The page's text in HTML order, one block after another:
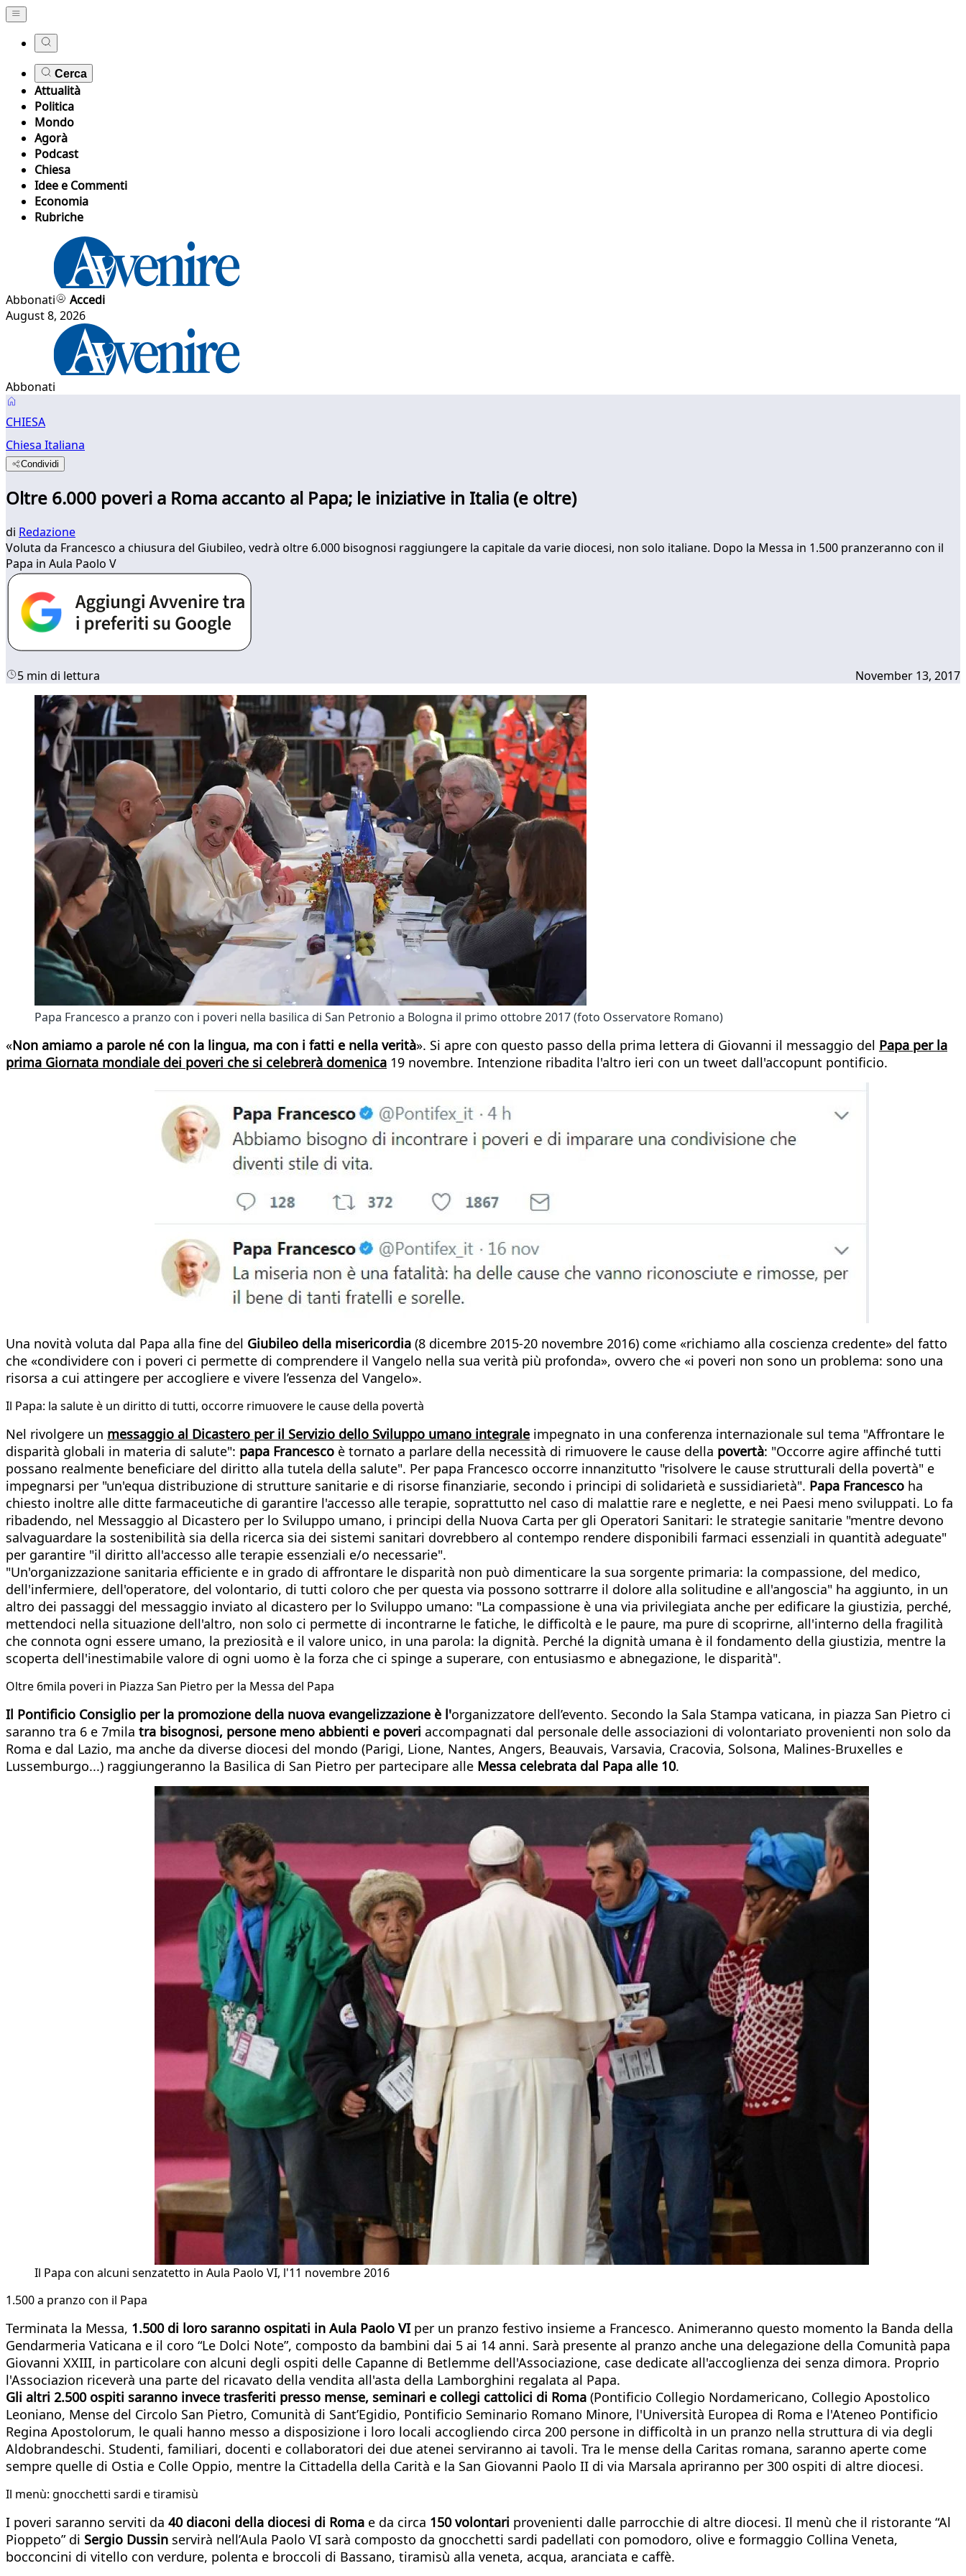
Cerca
Attualità
Politica
Mondo
Agorà
Podcast
Chiesa
Idee e Commenti
Economia
Rubriche
Abbonati
Accedi
August 8, 2026
Abbonati
CHIESA
Chiesa Italiana
Condividi
Oltre 6.000 poveri a Roma accanto al Papa; le iniziative in Italia (e oltre)
di Redazione
Voluta da Francesco a chiusura del Giubileo, vedrà oltre 6.000 bisognosi raggiungere la capitale da varie diocesi, non solo italiane. Dopo la Messa in 1.500 pranzeranno con il
Papa in Aula Paolo V
5 min di lettura November 13, 2017
Papa Francesco a pranzo con i poveri nella basilica di San Petronio a Bologna il primo ottobre 2017 (foto Osservatore Romano)
«Non amiamo a parole né con la lingua, ma con i fatti e nella verità». Si apre con questo passo della prima lettera di Giovanni il messaggio del Papa per la
prima Giornata mondiale dei poveri che si celebrerà domenica 19 novembre. Intenzione ribadita l'altro ieri con un tweet dall'accopunt pontificio.
Una novità voluta dal Papa alla fine del Giubileo della misericordia (8 dicembre 2015-20 novembre 2016) come «richiamo alla coscienza credente» del fatto
che «condividere con i poveri ci permette di comprendere il Vangelo nella sua verità più profonda», ovvero che «i poveri non sono un problema: sono una
risorsa a cui attingere per accogliere e vivere l’essenza del Vangelo».
Il Papa: la salute è un diritto di tutti, occorre rimuovere le cause della povertà
Nel rivolgere un messaggio al Dicastero per il Servizio dello Sviluppo umano integrale impegnato in una conferenza internazionale sul tema "Affrontare le
disparità globali in materia di salute": papa Francesco è tornato a parlare della necessità di rimuovere le cause della povertà: "Occorre agire affinché tutti
possano realmente beneficiare del diritto alla tutela della salute". Per papa Francesco occorre innanzitutto "risolvere le cause strutturali della povertà" e
impegnarsi per "un'equa distribuzione di strutture sanitarie e di risorse finanziarie, secondo i principi di solidarietà e sussidiarietà". Papa Francesco ha
chiesto inoltre alle ditte farmaceutiche di garantire l'accesso alle terapie, soprattutto nel caso di malattie rare e neglette, e nei Paesi meno sviluppati. Lo fa
ribadendo, nel Messaggio al Dicastero per lo Sviluppo umano, i principi della Nuova Carta per gli Operatori Sanitari: le strategie sanitarie "mentre devono
salvaguardare la sostenibilità sia della ricerca sia dei sistemi sanitari dovrebbero al contempo rendere disponibili farmaci essenziali in quantità adeguate"
per garantire "il diritto all'accesso alle terapie essenziali e/o necessarie".
"Un'organizzazione sanitaria efficiente e in grado di affrontare le disparità non può dimenticare la sua sorgente primaria: la compassione, del medico,
dell'infermiere, dell'operatore, del volontario, di tutti coloro che per questa via possono sottrarre il dolore alla solitudine e all'angoscia" ha aggiunto, in un
altro dei passaggi del messaggio inviato al dicastero per lo Sviluppo umano: "La compassione è una via privilegiata anche per edificare la giustizia, perché,
mettendoci nella situazione dell'altro, non solo ci permette di incontrarne le fatiche, le difficoltà e le paure, ma pure di scoprirne, all'interno della fragilità
che connota ogni essere umano, la preziosità e il valore unico, in una parola: la dignità. Perché la dignità umana è il fondamento della giustizia, mentre la
scoperta dell'inestimabile valore di ogni uomo è la forza che ci spinge a superare, con entusiasmo e abnegazione, le disparità".
Oltre 6mila poveri in Piazza San Pietro per la Messa del Papa
Il Pontificio Consiglio per la promozione della nuova evangelizzazione è l'organizzatore dell’evento. Secondo la Sala Stampa vaticana, in piazza San Pietro ci
saranno tra 6 e 7mila tra bisognosi, persone meno abbienti e poveri accompagnati dal personale delle associazioni di volontariato provenienti non solo da
Roma e dal Lazio, ma anche da diverse diocesi del mondo (Parigi, Lione, Nantes, Angers, Beauvais, Varsavia, Cracovia, Solsona, Malines-Bruxelles e
Lussemburgo...) raggiungeranno la Basilica di San Pietro per partecipare alle Messa celebrata dal Papa alle 10.
Il Papa con alcuni senzatetto in Aula Paolo VI, l'11 novembre 2016
1.500 a pranzo con il Papa
Terminata la Messa, 1.500 di loro saranno ospitati in Aula Paolo VI per un pranzo festivo insieme a Francesco. Animeranno questo momento la Banda della
Gendarmeria Vaticana e il coro “Le Dolci Note”, composto da bambini dai 5 ai 14 anni. Sarà presente al pranzo anche una delegazione della Comunità papa
Giovanni XXIII, in particolare con alcuni degli ospiti delle Capanne di Betlemme dell'Associazione, case dedicate all'accoglienza dei senza dimora. Proprio
l'Associazion riceverà una parte del ricavato della vendita all'asta della Lamborghini regalata al Papa.
Gli altri 2.500 ospiti saranno invece trasferiti presso mense, seminari e collegi cattolici di Roma (Pontificio Collegio Nordamericano, Collegio Apostolico
Leoniano, Mense del Circolo San Pietro, Comunità di Sant’Egidio, Pontificio Seminario Romano Minore, l'Università Europea di Roma e l'Ateneo Pontificio
Regina Apostolorum, le quali hanno messo a disposizione i loro locali accogliendo circa 200 persone in difficoltà in un pranzo nella struttura di via degli
Aldobrandeschi. Studenti, familiari, docenti e collaboratori dei due atenei serviranno ai tavoli. Tra le mense della Caritas romana, saranno aperte come
sempre quelle di Ostia e Colle Oppio, mentre la Cittadella della Carità e la San Giovanni Paolo II di via Marsala apriranno per 300 ospiti di altre diocesi.
Il menù: gnocchetti sardi e tiramisù
I poveri saranno serviti da 40 diaconi della diocesi di Roma e da circa 150 volontari provenienti dalle parrocchie di altre diocesi. Il menù che il ristorante “Al
Pioppeto” di Sergio Dussin servirà nell’Aula Paolo VI sarà composto da gnocchetti sardi padellati con pomodoro, olive e formaggio Collina Veneta,
bocconcini di vitello con verdure, polenta e broccoli di Bassano, tiramisù alla veneta, acqua, aranciata e caffè.